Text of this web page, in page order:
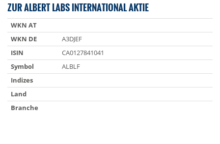
ZUR ALBERT LABS INTERNATIONAL AKTIE
WKN AT
WKN DE
A3DJEF
ISIN
CA0127841041
Symbol
ALBLF
Indizes
Land
Branche